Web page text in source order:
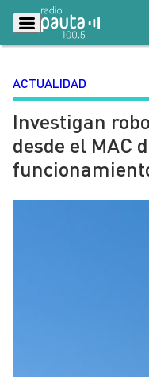
Podcasts
Lo Último
Ciudad
ACTUALIDAD
Investigan
desde el MAC